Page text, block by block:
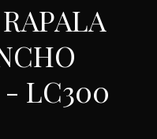
- LC300